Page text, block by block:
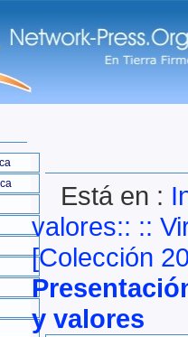
Está en :
valores:: ::
[Colección
y valores